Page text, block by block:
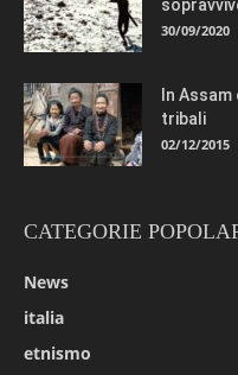
30/09/2020
In
tribali
02/12/2015
CATEGORIE
News
italia
etnismo